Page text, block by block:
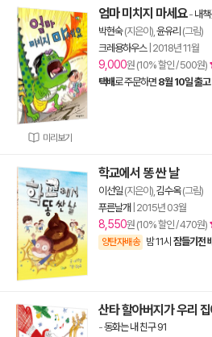
미리보기
엄마 미치지 마세요- 내책
박현숙(지은이), 윤유리 (그림)
크레용하우스| 2018년 11월
9,000원 (10% 할인 / 500원)
택배로 주문하면 8월 10일 출고
학교에서 똥 싼 날
이선일 (지은이), 김수옥(그림)
푸른날개 2015년 03월
8,550원 (10% 할인 / 470원)
양탄자배송 밤 11시 잠들기전
산타 할아버지가 우리
-동화는 내 친구 91